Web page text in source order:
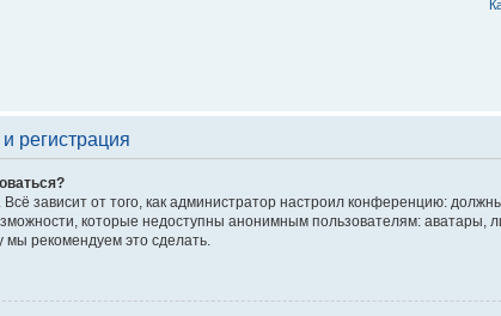
регистрация
зависит от того, как администратор настроил конференцию:
которые недоступны анонимным пользователям: аватары,
мы рекомендуем это сделать.